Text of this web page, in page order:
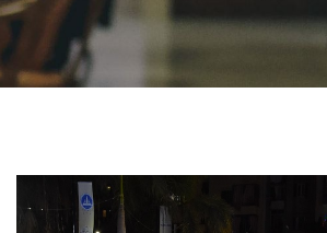
المراكز والوحدات
الأنظمة الذكية
تواصل معنا